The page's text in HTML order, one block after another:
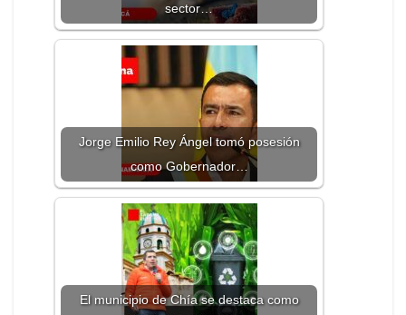
sector…
Jorge Emilio Rey Ángel tomó posesión
como Gobernador…
El municipio de Chía se destaca como